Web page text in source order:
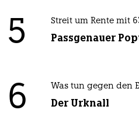
5 Streit um Rente mit
Passgenauer
6 Was tun gegen den
Der Urknall